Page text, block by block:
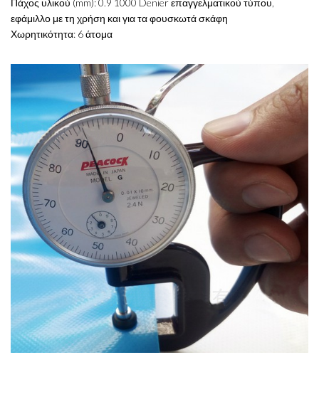
εφάμιλλο με τη χρήση και για τα φουσκωτά σκάφη
Χωρητικότητα: 6 άτομα